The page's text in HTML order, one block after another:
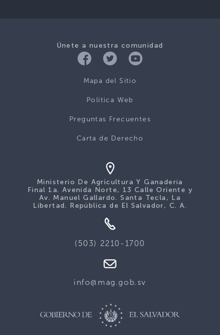
Únete a nuestra comunidad
Mapa del Sitio
Politica Web
Preguntas Frecuentes
Carta de Derecho
Ministerio De Agricultura Y Ganadería
Final 1a. Avenida Norte, 13 Calle Oriente y
Av. Manuel Gallardo. Santa Tecla, La
Libertad. República de El Salvador, C. A.
(503) 2210-1700
info@mag.gob.sv